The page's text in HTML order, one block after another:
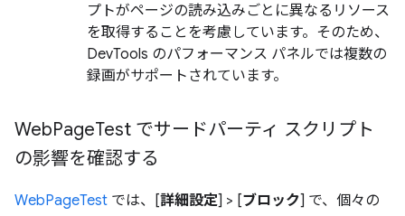
プトがページの読み込みごとに異なるリソース
を取得することを考慮しています。そのため、
DevTools のパフォーマンス パネルでは複数の
録画がサポートされています。
WebPageTest でサードパーティ スクリプト
の影響を確認する
WebPageTest では、[詳細設定] > [ブロック] で、個々の